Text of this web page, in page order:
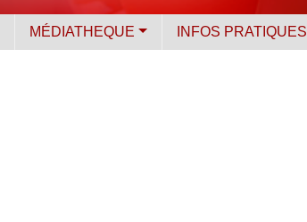
MÉDIATHEQUE INFOS PRATIQUES